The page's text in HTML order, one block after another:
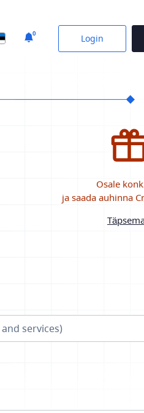
0 Login
Osale
ja saada auhinna
services)